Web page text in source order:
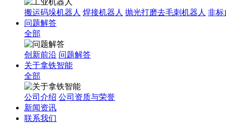
搬运码垛机器人 焊接机器人 抛光打磨去毛刺机器人 非标
问题解答
全部
创新前沿 问题解答
关于拿铁智能
全部
公司介绍 公司资质与荣誉
新闻资讯
联系我们